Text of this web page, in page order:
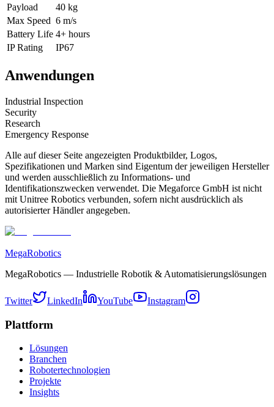
Payload
40 kg
Max Speed 6 m/s
Battery Life 4+ hours
IP Rating
IP67
Anwendungen
Industrial Inspection
Security
Research
Emergency Response
Alle auf dieser Seite angezeigten Produktbilder, Logos,
Spezifikationen und Marken sind Eigentum der jeweiligen Hersteller
und werden ausschließlich zu Informations- und
Identifikationszwecken verwendet. Die Megaforce GmbH ist nicht
mit Unitree Robotics verbunden, sofern nicht ausdrücklich als
autorisierter Händler angegeben.
MegaRobotics
MegaRobotics — Industrielle Robotik & Automatisierungslösungen
Twitter LinkedIn YouTube Instagram
Plattform
Lösungen
Branchen
Robotertechnologien
Projekte
Insights